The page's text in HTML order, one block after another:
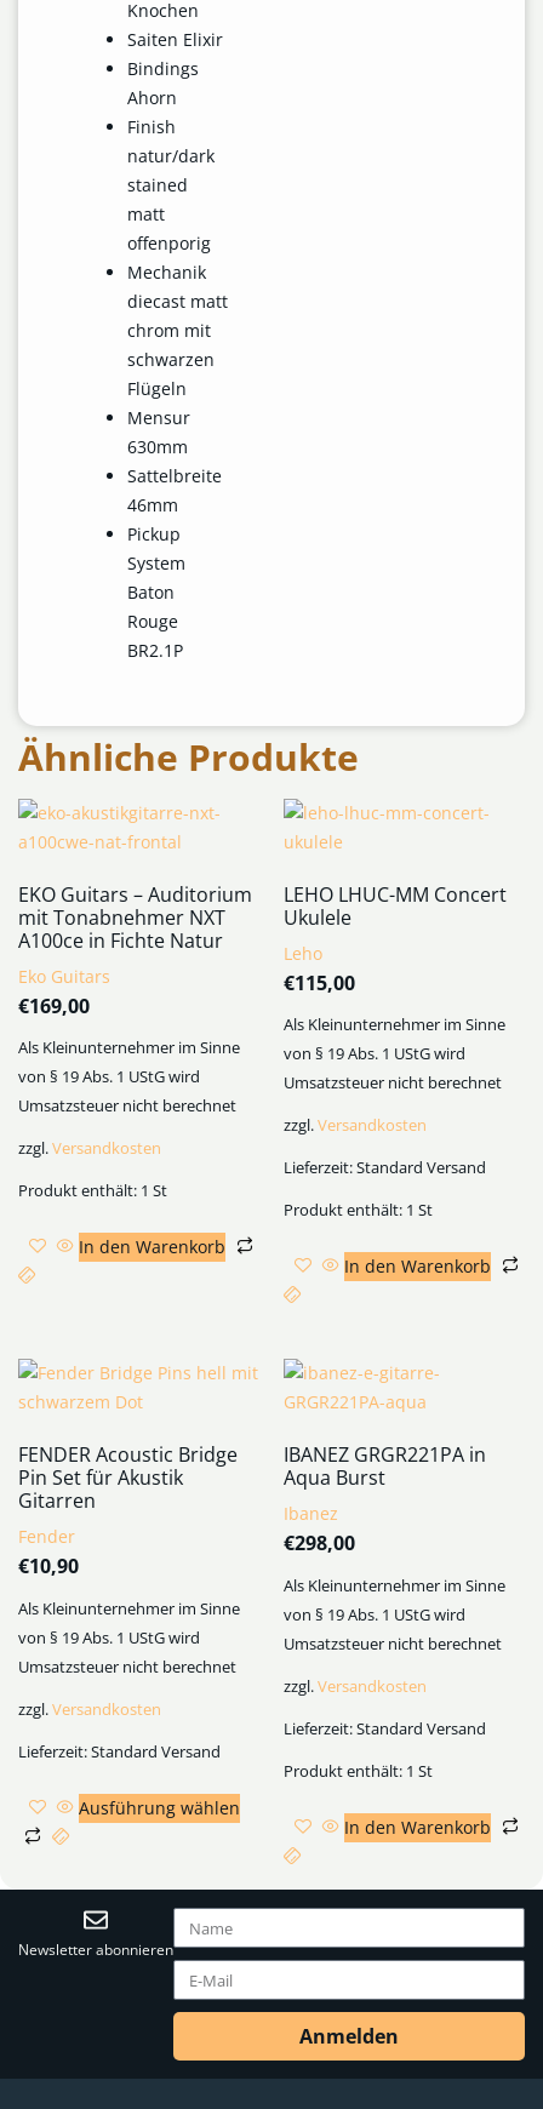
Knochen
Saiten Elixir
Bindings
Ahorn
Finish
natur/dark
stained
matt
offenporig
Mechanik
diecast matt
chrom mit
schwarzen
Flügeln
Mensur
630mm
Sattelbreite
46mm
Pickup
System
Baton
Rouge
BR2.1P
Ähnliche Produkte
EKO Guitars – Auditorium
mit Tonabnehmer NXT
A100ce in Fichte Natur
Eko Guitars
€169,00
Als Kleinunternehmer im Sinne
von § 19 Abs. 1 UStG wird
Umsatzsteuer nicht berechnet
zzgl.Versandkosten
Produkt enthält: 1 St
In den Warenkorb
LEHO LHUC-MM Concert
Ukulele
Leho
€115,00
Als Kleinunternehmer im Sinne
von § 19 Abs. 1 UStG wird
Umsatzsteuer nicht berechnet
zzgl.Versandkosten
Lieferzeit:Standard Versand
Produkt enthält: 1 St
In den Warenkorb
FENDER Acoustic Bridge
Pin Set für Akustik
Gitarren
Fender
€10,90
Als Kleinunternehmer im Sinne
von § 19 Abs. 1 UStG wird
Umsatzsteuer nicht berechnet
zzgl.Versandkosten
Lieferzeit:Standard Versand
Ausführung wählen
IBANEZ GRGR221PA in
Aqua Burst
Ibanez
€298,00
Als Kleinunternehmer im Sinne
von § 19 Abs. 1 UStG wird
Umsatzsteuer nicht berechnet
zzgl.Versandkosten
Lieferzeit:Standard Versand
Produkt enthält: 1 St
In den Warenkorb
Newsletter abonnieren
Anmelden